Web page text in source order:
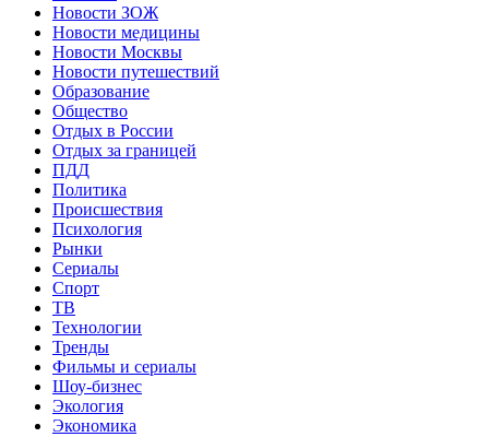
Новости ЗОЖ
Новости медицины
Новости Москвы
Новости путешествий
Образование
Общество
Отдых в России
Отдых за границей
ПДД
Политика
Происшествия
Психология
Рынки
Сериалы
Спорт
ТВ
Технологии
Тренды
Фильмы и сериалы
Шоу-бизнес
Экология
Экономика